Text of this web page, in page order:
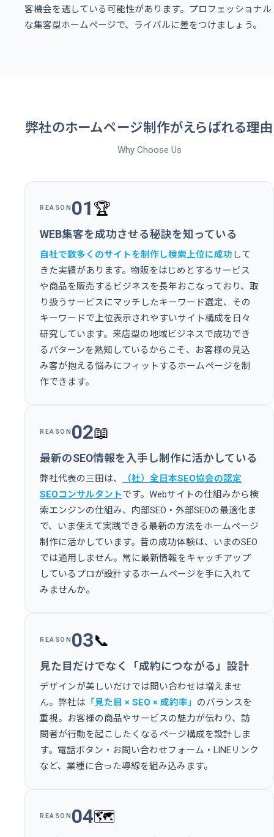
客機会を逃している可能性があります。プロフェッショナル
な集客型ホームページで、ライバルに差をつけましょう。
弊社のホームページ制作がえらばれる理由
Why Choose Us
REASON 01 🏆
WEB集客を成功させる秘訣を知っている
自社で数多くのサイトを制作し検索上位に成功 して
きた実績があります。物販をはじめとするサービス
や商品を販売するビジネスを長年おこなっており、取
り扱うサービスにマッチしたキーワード選定、その
キーワードで上位表示されやすいサイト構成を日々
研究しています。来店型の地域ビジネスで成功でき
るパターンを熟知しているからこそ、お客様の見込
み客が抱える悩みにフィットするホームページを制
作できます。
REASON 02📖
最新のSEO情報を入手し制作に活かしている
弊社代表の三田は、
（社）全日本SEO協会の認定
SEOコンサルタントです。Webサイトの仕組みから検
索エンジンの仕組み、内部SEO・外部SEOの最適化ま
で、いま使えて実践できる最新の方法をホームページ
制作に活かしています。昔の成功体験は、いまのSEO
では通用しません。常に最新情報をキャッチアップ
しているプロが設計するホームページを手に入れて
みませんか。
REASON 03📞
見た目だけでなく「成約につながる」設計
デザインが美しいだけでは問い合わせは増えませ
ん。弊社は 「見た目 × SEO × 成約率」 のバランスを
重視。お客様の商品やサービスの魅力が伝わり、訪
問者が行動を起こしたくなるページ構成を設計しま
す。電話ボタン・お問い合わせフォーム・LINEリンク
など、業種に合った導線を組み込みます。
REASON 04🗺️